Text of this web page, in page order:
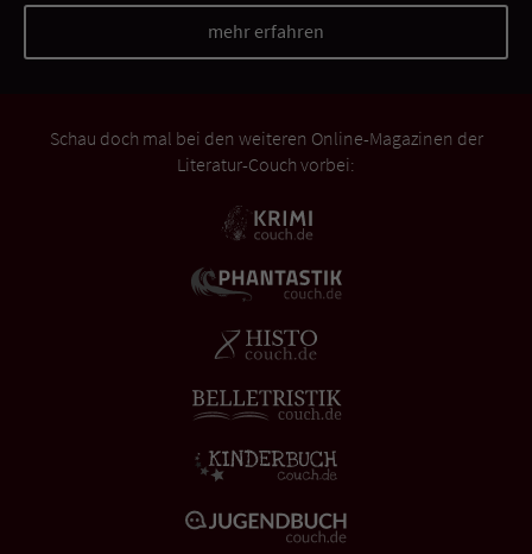
mehr erfahren
Schau doch mal bei den weiteren Online-Magazinen der
Literatur-Couch vorbei: